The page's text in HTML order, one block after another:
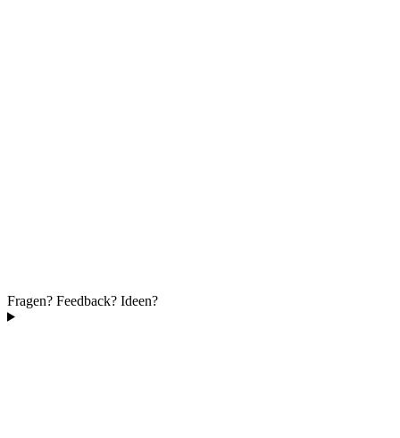
Fragen? Feedback? Ideen?